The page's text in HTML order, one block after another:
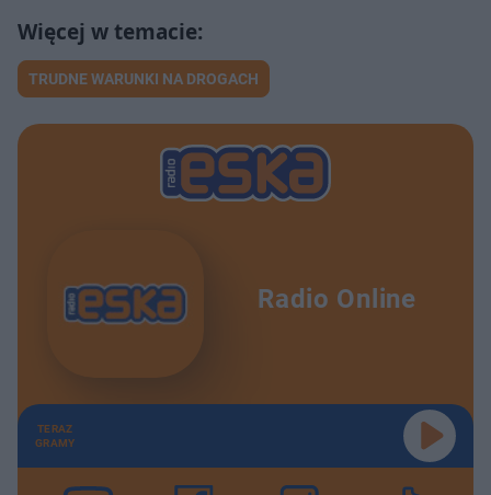
TRUDNE WARUNKI NA DROGACH
Radio Online
TERAZ
GRAMY